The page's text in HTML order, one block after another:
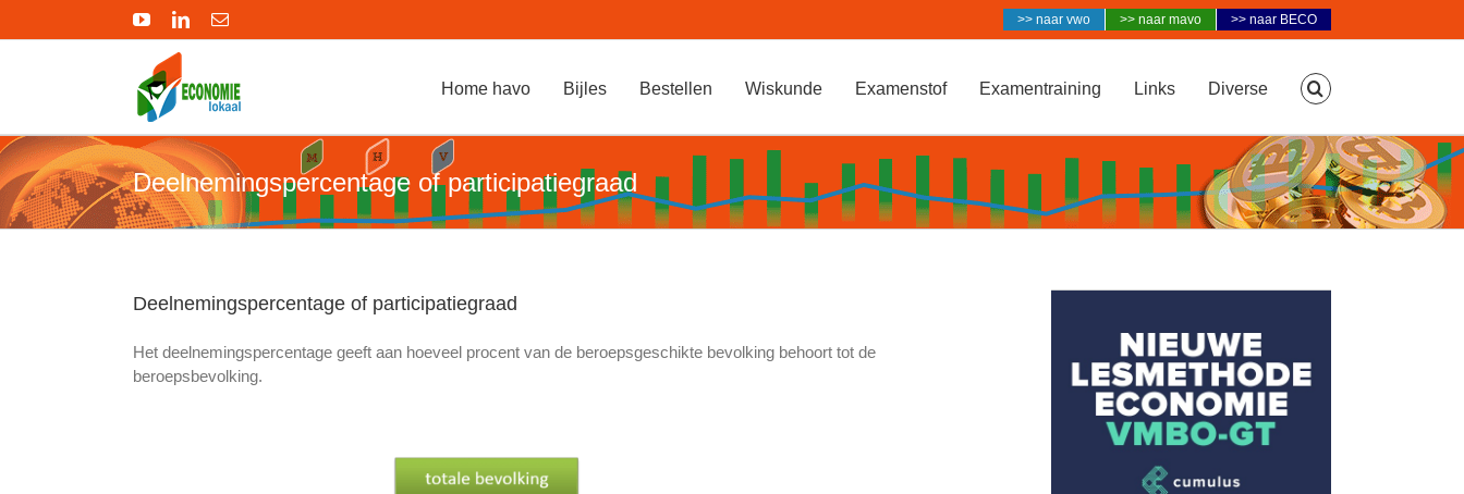
YouTubeLinkedIn
E-
mail
>> naar vwo >> naar mavo >> naar BECO
Home havo Bijles Bestellen Wiskunde Examenstof Examentraining Links Diverse
Deelnemingspercentage of participatiegraad
Deelnemingspercentage of participatiegraad
Het deelnemingspercentage geeft aan hoeveel procent van de beroepsgeschikte bevolking behoort tot de
beroepsbevolking.